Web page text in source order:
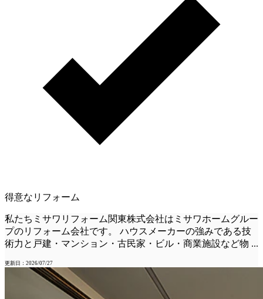
得意なリフォーム
私たちミサワリフォーム関東株式会社はミサワホームグルー
プのリフォーム会社です。 ハウスメーカーの強みである技
術力と戸建・マンション・古民家・ビル・商業施設など物 ...
更新日：2026/07/27